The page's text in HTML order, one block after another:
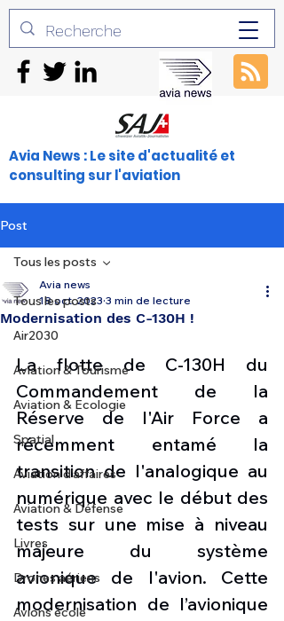
Avia News : Le site d'actualité et
consulting sur l'aviation
Post
Tous les posts
Air2030
Aviation & Tourisme
Aviation & Ecologie
Spatial
Aviation d'affaires
Aviation & Défense
Livres
Drones aériens
Avions école
Tous les posts
Modernisation des C-130H !
Avia news
18 oct. 2023 3 min de lecture
La flotte de C-130H du
Commandement de la
Réserve de l'Air Force a
récemment entamé la
transition de l'analogique au
numérique avec le début des
tests sur une mise à niveau
majeure du système
avionique de l'avion. Cette
modernisation de l’avionique